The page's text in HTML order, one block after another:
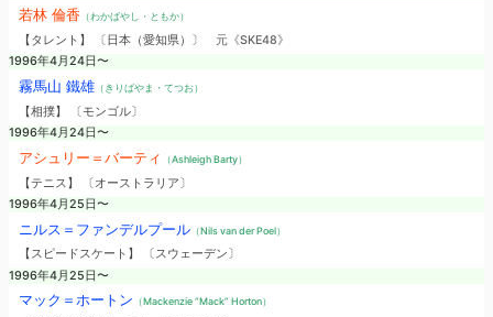
若林 倫香 （わかばやし・ともか）
【タレント】 〔日本（愛知県）〕 元《SKE48》
1996年4月24日〜
霧馬山 鐵雄（きりばやま・てつお）
【相撲】 〔モンゴル〕
1996年4月24日〜
アシュリー＝バーティ （Ashleigh Barty）
【テニス】 〔オーストラリア〕
1996年4月25日〜
ニルス＝ファンデルプール（Nils van der Poel）
【スピードスケート】 〔スウェーデン〕
1996年4月25日〜
マック＝ホートン （Mackenzie “Mack” Horton）